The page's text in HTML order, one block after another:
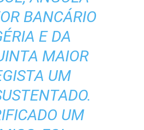
BANCÁRIO
E DA
MAIOR
UM
UM